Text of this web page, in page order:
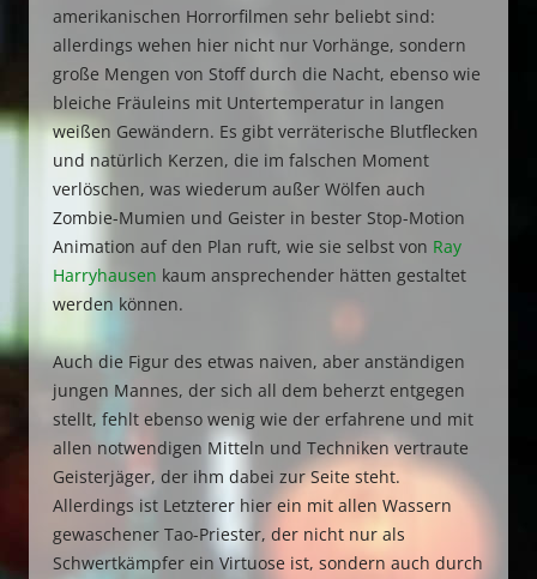
amerikanischen Horrorfilmen sehr beliebt sind:
allerdings wehen hier nicht nur Vorhänge, sondern
große Mengen von Stoff durch die Nacht, ebenso wie
bleiche Fräuleins mit Untertemperatur in langen
weißen Gewändern. Es gibt verräterische Blutflecken
und natürlich Kerzen, die im falschen Moment
verlöschen, was wiederum außer Wölfen auch
Zombie-Mumien und Geister in bester Stop-Motion
Animation auf den Plan ruft, wie sie selbst von Ray
Harryhausen kaum ansprechender hätten gestaltet
werden können.
Auch die Figur des etwas naiven, aber anständigen
jungen Mannes, der sich all dem beherzt entgegen
stellt, fehlt ebenso wenig wie der erfahrene und mit
allen notwendigen Mitteln und Techniken vertraute
Geisterjäger, der ihm dabei zur Seite steht.
Allerdings ist Letzterer hier ein mit allen Wassern
gewaschener Tao-Priester, der nicht nur als
Schwertkämpfer ein Virtuose ist, sondern auch durch